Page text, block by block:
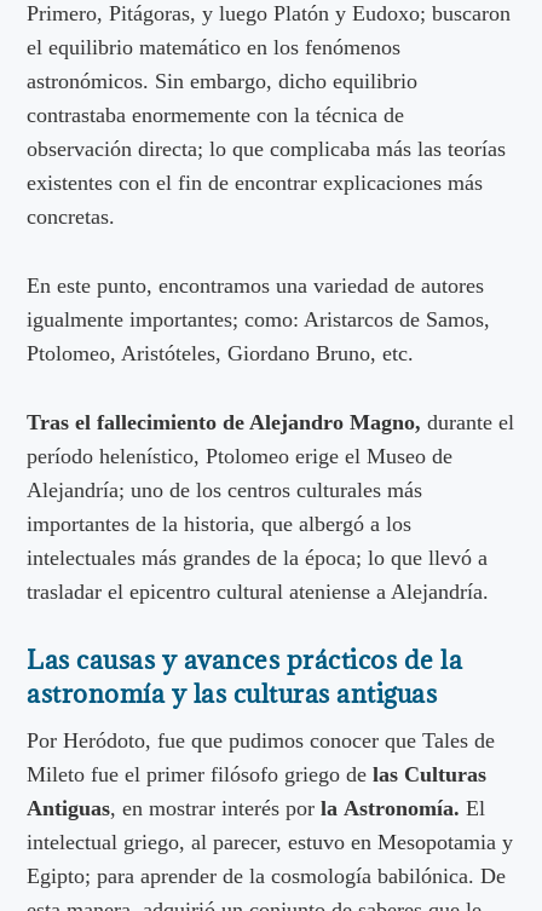
Primero, Pitágoras, y luego Platón y Eudoxo; buscaron
el equilibrio matemático en los fenómenos
astronómicos. Sin embargo, dicho equilibrio
contrastaba enormemente con la técnica de
observación directa; lo que complicaba más las teorías
existentes con el fin de encontrar explicaciones más
concretas.
En este punto, encontramos una variedad de autores
igualmente importantes; como: Aristarcos de Samos,
Ptolomeo, Aristóteles, Giordano Bruno, etc.
Tras el fallecimiento de Alejandro Magno,durante el
período helenístico, Ptolomeo erige el Museo de
Alejandría; uno de los centros culturales más
importantes de la historia, que albergó a los
intelectuales más grandes de la época; lo que llevó a
trasladar el epicentro cultural ateniense a Alejandría.
Las causas y avances prácticos de la
astronomía y las culturas antiguas
Por Heródoto, fue que pudimos conocer que Tales de
Mileto fue el primer filósofo griego delas Culturas
Antiguas, en mostrar interés porla Astronomía.El
intelectual griego, al parecer, estuvo en Mesopotamia y
Egipto; para aprender de la cosmología babilónica. De